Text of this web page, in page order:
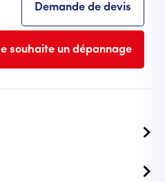
Demande de devis
Je souhaite un dépannage